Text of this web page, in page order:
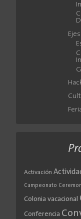
Ejes
Activación
Campeonato
Colonia vacacional
Conferencia